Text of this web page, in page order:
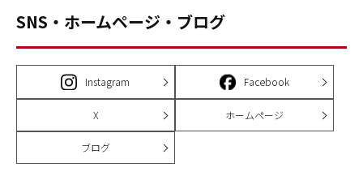
SNS・ホームページ・ブログ
Instagram Facebook
X ホームページ
ブログ